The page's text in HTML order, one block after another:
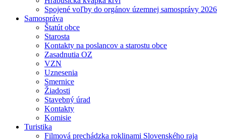
Spojené voľby do orgánov územnej samosprávy 2026
Samospráva
Štatút obce
Starosta
Kontakty na poslancov a starostu obce
Zasadnutia OZ
VZN
Uznesenia
Smernice
Žiadosti
Stavebný úrad
Kontakty
Komisie
Turistika
Filmová prechádzka roklinami Slovenského raja